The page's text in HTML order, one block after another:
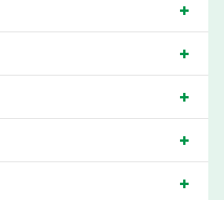
域の小学校、中学校、高校の生徒さんに多数お通い
ストなどの定期テスト対策や高校受験・大学受験に
おります。さらに大学受験対策では、明治大学・青
や
など、一人ひとりの志望大学と入試方
の授業料（月謝・費用・料金）は月額で普通の塾の
「安い塾」「低料金の塾」など、価格（授業料）
指導塾「森塾」の授業料を確認して他の塾と比較し
1ヶ月の無料体験のほかに、 夏期講習